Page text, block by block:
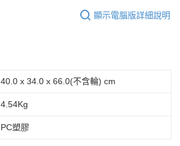
顯示電腦版詳細說明
40.0 x 34.0 x 66.0(不含輪) cm
4.54Kg
PC塑膠